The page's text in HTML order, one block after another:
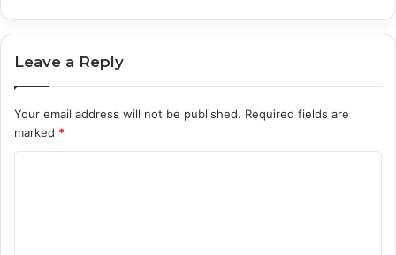
Leave a Reply
Your email address will not be published. Required fields are
marked *